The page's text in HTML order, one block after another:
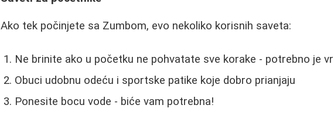
Ako tek počinjete sa Zumbom, evo nekoliko korisnih saveta:
Ne brinite ako u početku ne pohvatate sve korake - potrebno je
Obuci udobnu odeću i sportske patike koje dobro prianjaju
Ponesite bocu vode - biće vam potrebna!